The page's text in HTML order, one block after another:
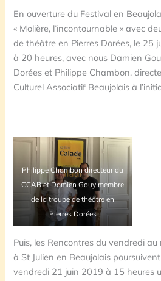
En ouverture du Festival en
« Molière, l’incontournable » avec
de théâtre en Pierres Dorées, le 25
à 20 heures, avec nous Damien
Dorées et Philippe Chambon,
Culturel Associatif Beaujolais à
Philippe Chambon directeur du
CCAB et Damien Gouy membre
de la troupe de théâtre en
Pierres Dorées
Puis, les Rencontres du vendredi
à St Julien en Beaujolais
vendredi 21 juin 2019 à 15 heures